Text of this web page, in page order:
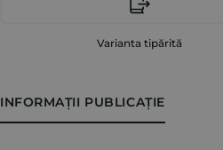
Varianta tipărită
INFORMAȚII PUBLICAȚIE